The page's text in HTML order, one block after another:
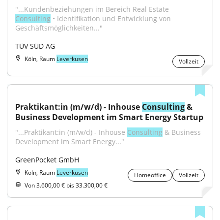
Consulting • Identifikation und Entwicklung von
Geschäftsmöglichkeiten..."
TÜV SÜD AG
Köln, Raum Leverkusen Vollzeit
Praktikant:in (m/w/d) - Inhouse Consulting &
Business Development im Smart Energy Startup
"...Praktikant:in (m/w/d) - Inhouse Consulting & Business
Development im Smart Energy..."
GreenPocket GmbH
Köln, Raum Leverkusen Homeoffice
Vollzeit
Von 3.600,00 € bis 33.300,00 €